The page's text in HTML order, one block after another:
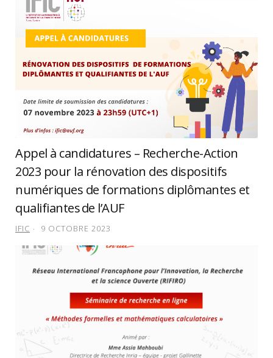
Appel à candidatures – Recherche-Action
2023 pour la rénovation des dispositifs
numériques de formations diplômantes et
qualifiantes de l’AUF
IFIC 9 OCTOBRE 2023